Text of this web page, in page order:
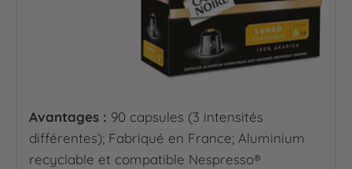
Avantages : 90 capsules (3 intensités
différentes); Fabriqué en France; Aluminium
recyclable et compatible Nespresso®